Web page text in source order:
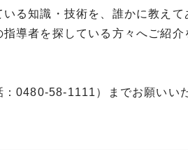
る知識・技術を、誰かに教えて
導者を探している方々へご紹介
：0480-58-1111）までお願いい